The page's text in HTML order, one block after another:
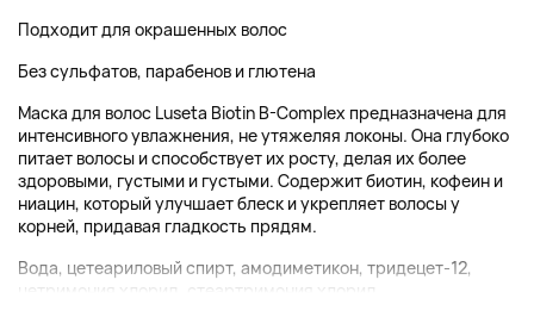
Подходит для окрашенных волос
Без сульфатов, парабенов и глютена
Маска для волос Luseta Biotin B-Complex предназначена для
интенсивного увлажнения, не утяжеляя локоны. Она глубоко
питает волосы и способствует их росту, делая их более
здоровыми, густыми и густыми. Содержит биотин, кофеин и
ниацин, который улучшает блеск и укрепляет волосы у
корней, придавая гладкость прядям.
Вода, цетеариловый спирт, амодиметикон, тридецет-12,
цетримония хлорид, стеартримония хлорид,...